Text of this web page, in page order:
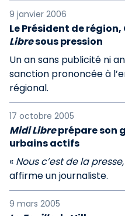
9 janvier 2006
Le Président de
Libresous pression
Un an sans publicité ni
sanction prononcée à
régional.
17 octobre 2005
Midi Libreprépare son
urbains actifs
« Nous c’est de la
affirme un journaliste.
9 mars 2005